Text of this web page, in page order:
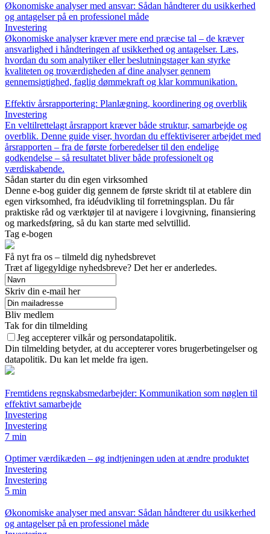
Økonomiske analyser med ansvar: Sådan håndterer du usikkerhed
og antagelser på en professionel måde
Investering
Økonomiske analyser kræver mere end præcise tal – de kræver
ansvarlighed i håndteringen af usikkerhed og antagelser. Læs,
hvordan du som analytiker eller beslutningstager kan styrke
kvaliteten og troværdigheden af dine analyser gennem
gennemsigtighed, faglig dømmekraft og klar kommunikation.
Effektiv årsrapportering: Planlægning, koordinering og overblik
Investering
En veltilrettelagt årsrapport kræver både struktur, samarbejde og
overblik. Denne guide viser, hvordan du effektiviserer arbejdet med
årsrapporten – fra de første forberedelser til den endelige
godkendelse – så resultatet bliver både professionelt og
værdiskabende.
Sådan starter du din egen virksomhed
Denne e-bog guider dig gennem de første skridt til at etablere din
egen virksomhed, fra idéudvikling til forretningsplan. Du får
praktiske råd og værktøjer til at navigere i lovgivning, finansiering
og markedsføring, så du kan starte med selvtillid.
Tag e-bogen
Få nyt fra os – tilmeld dig nyhedsbrevet
Træt af ligegyldige nyhedsbreve? Det her er anderledes.
Skriv din e-mail her
Bliv medlem
Tak for din tilmelding
Jeg accepterer vilkår og persondatapolitik.
Din tilmelding betyder, at du accepterer vores brugerbetingelser og
datapolitik. Du kan let melde fra igen.
Fremtidens regnskabsmedarbejder: Kommunikation som nøglen til
effektivt samarbejde
Investering
Investering
7 min
Optimer værdikæden – øg indtjeningen uden at ændre produktet
Investering
Investering
5 min
Økonomiske analyser med ansvar: Sådan håndterer du usikkerhed
og antagelser på en professionel måde